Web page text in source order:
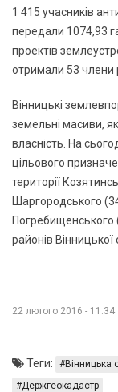
1 415 учасників
передали 1074,93
проектів
отримали 53 члени
Вінницькі
земельні масиви,
власність. На
цільового
території
Шаргородського
Погребищенського
районів Вінницької
22 лютого 2016 - 11:34
Теги: Вінницька
Держгеокадастр